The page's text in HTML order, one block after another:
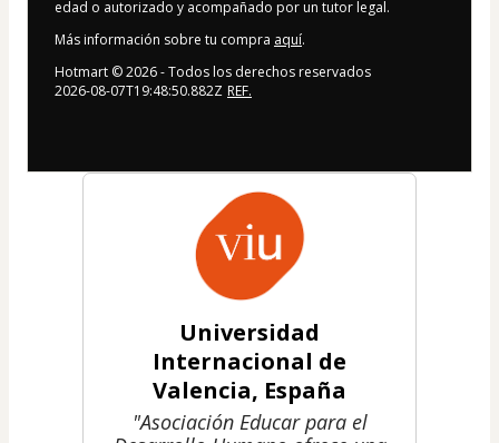
edad o autorizado y acompañado por un tutor legal.
Más información sobre tu compra aquí.
Hotmart ©2026- Todos los derechos reservados
2026-08-07T19:48:50.882Z REF.
Universidad
Internacional de
Valencia, España
"Asociación Educar para el